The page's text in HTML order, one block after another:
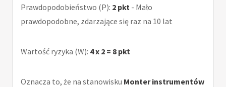
Prawdopodobieństwo (P): 2 pkt - Mało
prawdopodobne, zdarzające się raz na 10 lat
Wartość ryzyka (W): 4 x 2 = 8 pkt
Oznacza to, że na stanowisku Monter instrumentów